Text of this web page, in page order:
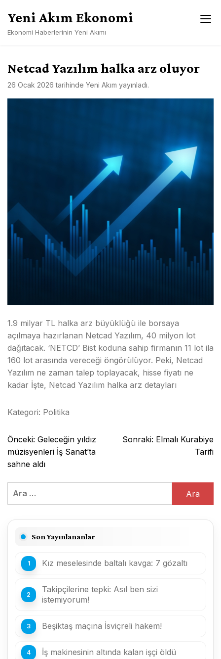
content
Yeni Akım Ekonomi
Ekonomi Haberlerinin Yeni Akımı
Netcad Yazılım halka arz oluyor
26 Ocak 2026 tarihinde Yeni Akım yayınladı.
1.9 milyar TL halka arz büyüklüğü ile borsaya
açılmaya hazırlanan Netcad Yazılım, 40 milyon lot
dağıtacak. ‘NETCD’ Bist koduna sahip firmanın 11 lot ila
160 lot arasında vereceği öngörülüyor. Peki, Netcad
Yazılım ne zaman talep toplayacak, hisse fiyatı ne
kadar İşte, Netcad Yazılım halka arz detayları
Kategori: Politika
Yazı
gezinmesi
Önceki: Geleceğin yıldız
müzisyenleri İş Sanat’ta
sahne aldı
Sonraki: Elmalı Kurabiye
Tarifi
Arama:
Son Yayınlananlar
Kız meselesinde baltalı kavga: 7 gözaltı
Takipçilerine tepki: Asıl ben sizi
istemiyorum!
Beşiktaş maçına İsviçreli hakem!
İş makinesinin altında kalan işçi öldü